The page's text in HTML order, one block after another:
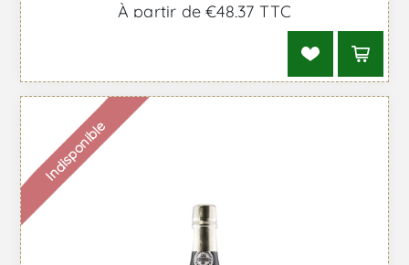
À partir de €48,37 TTC
Indisponible